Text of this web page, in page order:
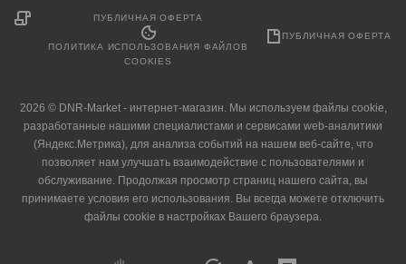
ПУБЛИЧНАЯ ОФЕРТА
ПОЛИТИКА ИСПОЛЬЗОВАНИЯ ФАЙЛОВ
COOKIES
ПУБЛИЧНАЯ ОФЕРТА
2026 © DNR-Market - интернет-магазин. Мы используем файлы cookie,
разработанные нашими специалистами и сервисами web-аналитики
(Яндекс.Метрика), для анализа событий на нашем веб-сайте, что
позволяет нам улучшать взаимодействие с пользователями и
обслуживание. Продолжая просмотр страниц нашего сайта, вы
принимаете условия его использования. Вы всегда можете отключить
файлы cookie в настройках Вашего браузера.